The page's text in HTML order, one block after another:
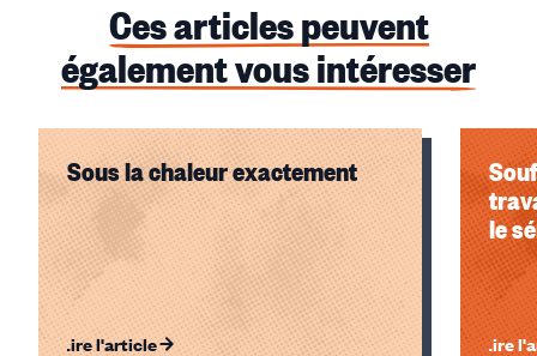
Ces articles peuvent
également vous intéresser
Sous la chaleur exactement
Lire l'article
le
Lire